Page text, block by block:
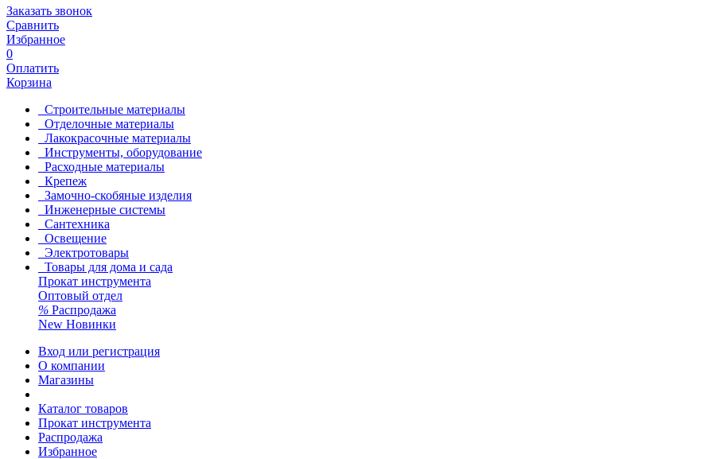
Заказать звонок
Сравнить
Избранное
0
Оплатить
Корзина
Строительные материалы
Отделочные материалы
Лакокрасочные материалы
Инструменты, оборудование
Расходные материалы
Крепеж
Замочно-скобяные изделия
Инженерные системы
Сантехника
Освещение
Электротовары
Товары для дома и сада
Прокат инструмента
Оптовый отдел
% Распродажа
New Новинки
Вход или регистрация
О компании
Магазины
Каталог товаров
Прокат инструмента
Распродажа
Избранное